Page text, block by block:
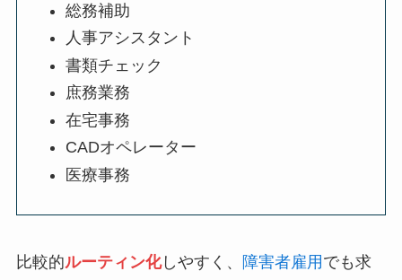
総務補助
人事アシスタント
書類チェック
庶務業務
在宅事務
CADオペレーター
医療事務
比較的ルーティン化しやすく、 障害者雇用 でも求